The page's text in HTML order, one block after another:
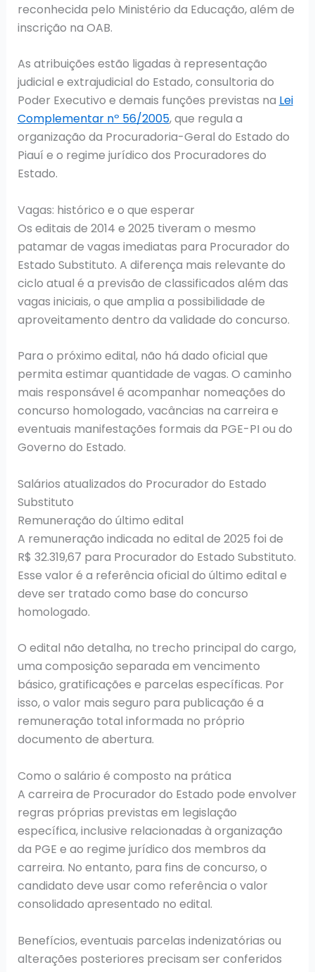
reconhecida pelo Ministério da Educação, além de
inscrição na OAB.
As atribuições estão ligadas à representação
judicial e extrajudicial do Estado, consultoria do
Poder Executivo e demais funções previstas na Lei
Complementar nº 56/2005, que regula a
organização da Procuradoria-Geral do Estado do
Piauí e o regime jurídico dos Procuradores do
Estado.
Vagas: histórico e o que esperar
Os editais de 2014 e 2025 tiveram o mesmo
patamar de vagas imediatas para Procurador do
Estado Substituto. A diferença mais relevante do
ciclo atual é a previsão de classificados além das
vagas iniciais, o que amplia a possibilidade de
aproveitamento dentro da validade do concurso.
Para o próximo edital, não há dado oficial que
permita estimar quantidade de vagas. O caminho
mais responsável é acompanhar nomeações do
concurso homologado, vacâncias na carreira e
eventuais manifestações formais da PGE-PI ou do
Governo do Estado.
Salários atualizados do Procurador do Estado
Substituto
Remuneração do último edital
A remuneração indicada no edital de 2025 foi de
R$ 32.319,67 para Procurador do Estado Substituto.
Esse valor é a referência oficial do último edital e
deve ser tratado como base do concurso
homologado.
O edital não detalha, no trecho principal do cargo,
uma composição separada em vencimento
básico, gratificações e parcelas específicas. Por
isso, o valor mais seguro para publicação é a
remuneração total informada no próprio
documento de abertura.
Como o salário é composto na prática
A carreira de Procurador do Estado pode envolver
regras próprias previstas em legislação
específica, inclusive relacionadas à organização
da PGE e ao regime jurídico dos membros da
carreira. No entanto, para fins de concurso, o
candidato deve usar como referência o valor
consolidado apresentado no edital.
Benefícios, eventuais parcelas indenizatórias ou
alterações posteriores precisam ser conferidos